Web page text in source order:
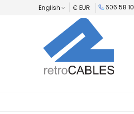
English € EUR 606 58